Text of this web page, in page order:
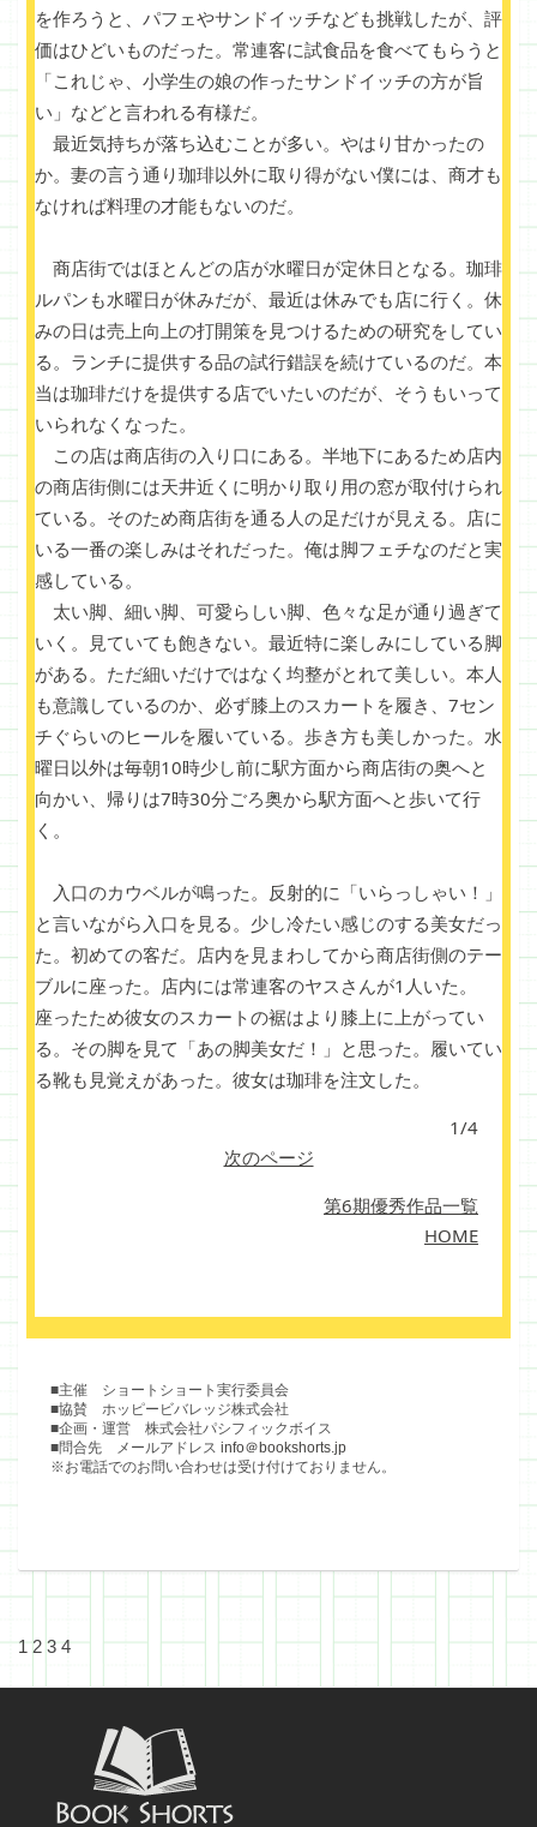
を作ろうと、パフェやサンドイッチなども挑戦したが、評
価はひどいものだった。常連客に試食品を食べてもらうと
「これじゃ、小学生の娘の作ったサンドイッチの方が旨
い」などと言われる有様だ。
最近気持ちが落ち込むことが多い。やはり甘かったの
か。妻の言う通り珈琲以外に取り得がない僕には、商才も
なければ料理の才能もないのだ。
商店街ではほとんどの店が水曜日が定休日となる。珈琲
ルパンも水曜日が休みだが、最近は休みでも店に行く。休
みの日は売上向上の打開策を見つけるための研究をしてい
る。ランチに提供する品の試行錯誤を続けているのだ。本
当は珈琲だけを提供する店でいたいのだが、そうもいって
いられなくなった。
この店は商店街の入り口にある。半地下にあるため店内
の商店街側には天井近くに明かり取り用の窓が取付けられ
ている。そのため商店街を通る人の足だけが見える。店に
いる一番の楽しみはそれだった。俺は脚フェチなのだと実
感している。
太い脚、細い脚、可愛らしい脚、色々な足が通り過ぎて
いく。見ていても飽きない。最近特に楽しみにしている脚
がある。ただ細いだけではなく均整がとれて美しい。本人
も意識しているのか、必ず膝上のスカートを履き、7セン
チぐらいのヒールを履いている。歩き方も美しかった。水
曜日以外は毎朝10時少し前に駅方面から商店街の奥へと
向かい、帰りは7時30分ごろ奥から駅方面へと歩いて行
く。
入口のカウベルが鳴った。反射的に「いらっしゃい！」
と言いながら入口を見る。少し冷たい感じのする美女だっ
た。初めての客だ。店内を見まわしてから商店街側のテー
ブルに座った。店内には常連客のヤスさんが1人いた。
座ったため彼女のスカートの裾はより膝上に上がってい
る。その脚を見て「あの脚美女だ！」と思った。履いてい
る靴も見覚えがあった。彼女は珈琲を注文した。
1/4
次のページ
第6期優秀作品一覧
HOME
■主催 ショートショート実行委員会
■協賛 ホッピービバレッジ株式会社
■企画・運営 株式会社パシフィックボイス
■問合先 メールアドレス info＠bookshorts.jp
※お電話でのお問い合わせは受け付けておりません。
1 2 3 4